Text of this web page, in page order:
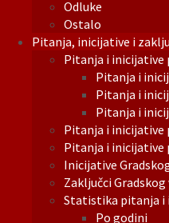
Odluke
Ostalo
Pitanja, inicijative i
Pitanja i inicijative
Pitanja i
Pitanja i
Pitanja i
Pitanja i inicijative
Pitanja i inicijative
Inicijative
Zaključci Gradskog
Statistika pitanja i
Po godini